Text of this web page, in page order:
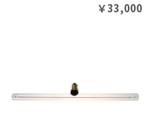
￥33,000